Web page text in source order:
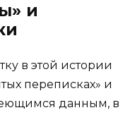
и
в этой истории
переписках» и
данным, в